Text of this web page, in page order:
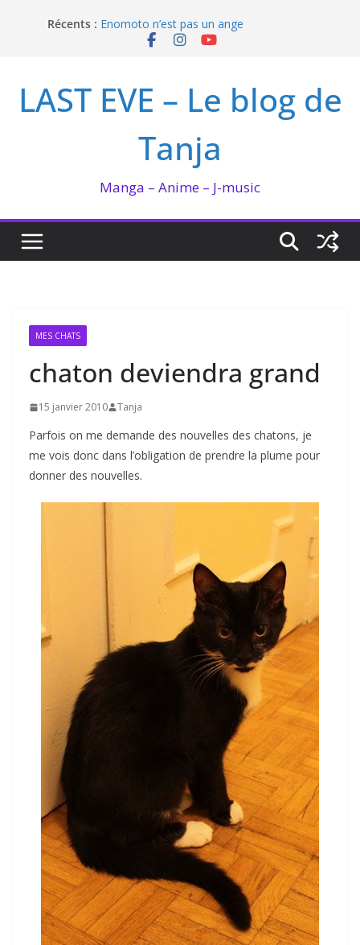
Récents : Enomoto n’est pas un ange
QUEEN BEE enflamme le Bataclan
LAST EVE – Le blog de
Tanja
Manga – Anime – J-music
MES CHATS
chaton deviendra grand
15 janvier 2010 Tanja
Parfois on me demande des nouvelles des chatons, je
me vois donc dans l’obligation de prendre la plume pour
donner des nouvelles.